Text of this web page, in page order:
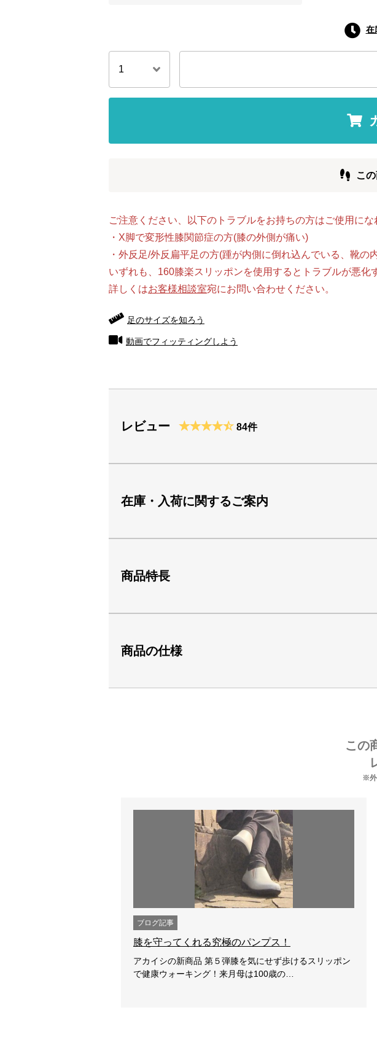
在
こ
ご注意ください、以下のトラブルをお持ちの方はご使用にな
・X脚で変形性膝関節症の方(膝の外側が痛い)
・外反足/外反扁平足の方(踵が内側に倒れ込んでいる、靴
いずれも、160膝楽スリッポンを使用するとトラブルが悪
詳しくはお客様相談室宛にお問い合わせください。
足のサイズを知ろう
動画でフィッティングしよう
レビュー 84件
在庫・入荷に関するご案内
商品特長
商品の仕様
この
※外
ブログ記事
膝を守ってくれる究極のパンプス！
アカイシの新商品 第５弾膝を気にせず歩けるスリッポン
で健康ウォーキング！来月母は100歳の…